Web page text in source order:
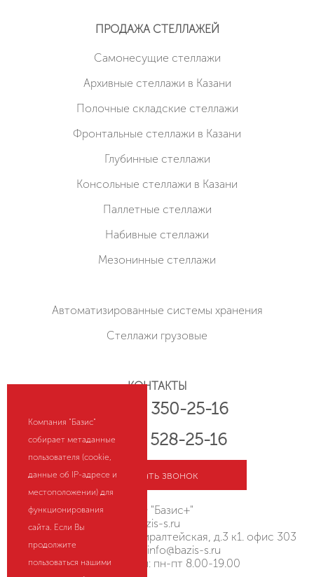
ПРОДАЖА СТЕЛЛАЖЕЙ
Cамонесущие стеллажи
Архивные стеллажи в Казани
Полочные складские стеллажи
Фронтальные стеллажи в Казани
Глубинные стеллажи
Консольные стеллажи в Казани
Паллетные стеллажи
Набивные стеллажи
Мезонинные стеллажи
Автоматизированные системы хранения
Стеллажи грузовые
КОНТАКТЫ
+7 (800) 350-25-16
+7 (843) 528-25-16
Заказать звонок
ООО "Базис+"
bazis-s.ru
Россия, г. Казань, ул.Адмиралтейская, д.3 к1. офис 303
info@bazis-s.ru
Режим работы: пн-пт 8.00-19.00
Компания "Базис"
собирает метаданные
пользователя (cookie,
данные об IP-адресе и
местоположении) для
функционирования
сайта. Если Вы
продолжите
пользоваться нашими